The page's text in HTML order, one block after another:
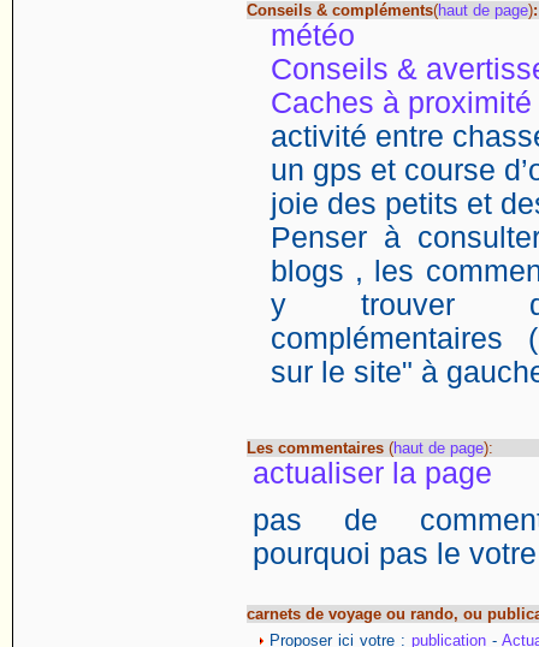
Conseils & compléments(haut de page):
météo
Conseils &
Caches à proximité
activité entre
un gps et course
joie des petits et
Penser à
blogs , les
y trouver
complémentaires
sur le site" à
Les commentaires (haut de page):
actualiser la page
pas de
pourquoi pas le
carnets de voyage ou rando, ou
Proposer ici votre :publication -